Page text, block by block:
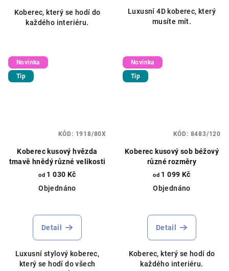
Koberec, který se hodí do
každého interiéru.
Luxusní 4D koberec, který
musíte mít.
Novinka
Tip
Koberec kusový hvězda
tmavě hnědý různé velikosti
od 1 030 Kč
Objednáno
Detail
Luxusní stylový koberec,
který se hodí do všech
KÓD: 1918/80X
Novinka
Tip
Koberec kusový sob béžový
různé rozměry
od 1 099 Kč
Objednáno
Detail
Koberec, který se hodí do
každého interiéru.
KÓD: 8483/120